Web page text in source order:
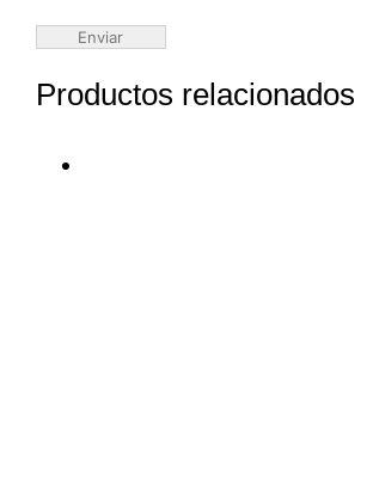
Productos relacionados